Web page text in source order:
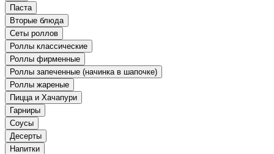
Паста
Вторые блюда
Сеты роллов
Роллы классические
Роллы фирменные
Роллы запеченные (начинка в шапочке)
Роллы жареные
Пицца и Хачапури
Гарниры
Соусы
Десерты
Напитки